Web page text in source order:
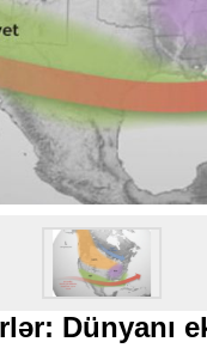
Dünyanı